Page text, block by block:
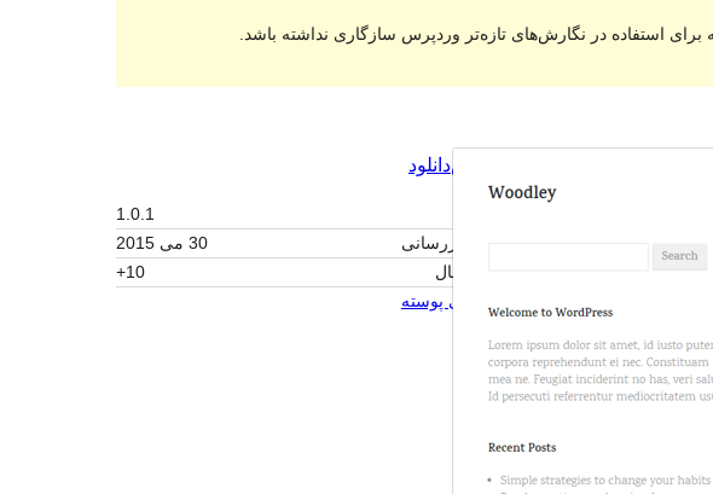
استفاده در نگارش‌های تازه‌تر وردپرس سازگاری نداشته باشد.
پیش‌نمایشدانلود
1.0.1
آخرین به‌روزرسانی
30 می 2015
نصب‌های فعال
10+
صفحه اصلی پوسته